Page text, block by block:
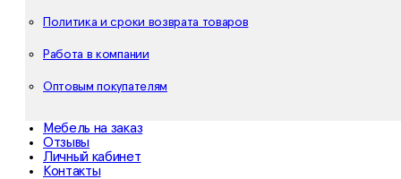
Политика и сроки возврата товаров
Работа в компании
Оптовым покупателям
Мебель на заказ
Отзывы
Личный кабинет
Контакты